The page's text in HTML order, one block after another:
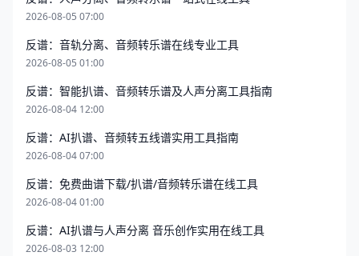
2026-08-05 07:00
反谱：音轨分离、音频转乐谱在线专业工具
2026-08-05 01:00
反谱：智能扒谱、音频转乐谱及人声分离工具指南
2026-08-04 12:00
反谱：AI扒谱、音频转五线谱实用工具指南
2026-08-04 07:00
反谱：免费曲谱下载/扒谱/音频转乐谱在线工具
2026-08-04 01:00
反谱：AI扒谱与人声分离 音乐创作实用在线工具
2026-08-03 12:00